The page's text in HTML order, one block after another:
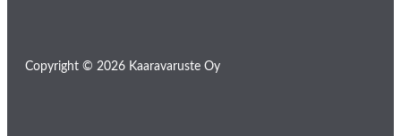
Copyright © 2026 Kaaravaruste Oy